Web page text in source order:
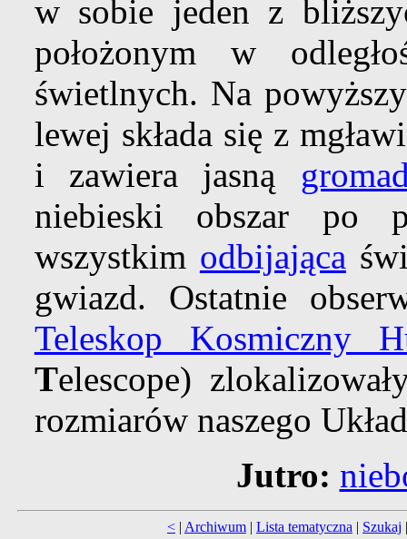
w sobie jeden z
położonym w
świetlnych. Na
lewej składa się z
i zawiera jasną
niebieski obszar po
wszystkim odbijająca
gwiazd. Ostatnie
Teleskop Kosmiczny
Telescope)
rozmiarów naszego
Jutro:
< | Archiwum | Lista tematyczna | Szukaj